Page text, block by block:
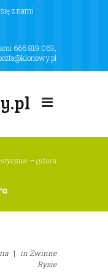
z nami
666 819 063
– gitara
| inZwinne
Rysie